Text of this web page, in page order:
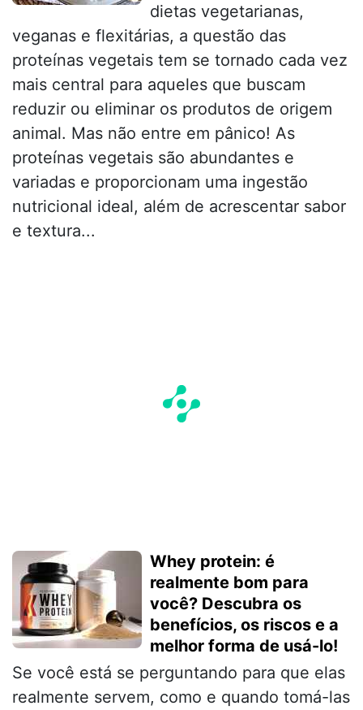
dietas vegetarianas,
veganas e flexitárias, a questão das
proteínas vegetais tem se tornado cada vez
mais central para aqueles que buscam
reduzir ou eliminar os produtos de origem
animal. Mas não entre em pânico! As
proteínas vegetais são abundantes e
variadas e proporcionam uma ingestão
nutricional ideal, além de acrescentar sabor
e textura...
Whey protein: é
realmente bom para
você? Descubra os
benefícios, os riscos e a
melhor forma de usá-lo!
Se você está se perguntando para que elas
realmente servem, como e quando tomá-las